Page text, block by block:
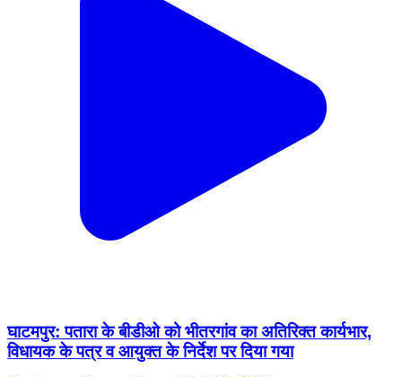
घाटमपुर: पतारा के बीडीओ को भीतरगांव का अतिरिक्त कार्यभार,
विधायक के पत्र व आयुक्त के निर्देश पर दिया गया